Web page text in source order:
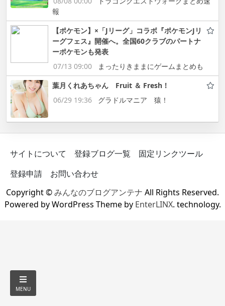
報
【ポケモン】×「Jリーグ」コラボ『ポケモンJリ
ーグフェス』開催へ。全国60クラブのパートナ
ーポケモンも発表
07/13 09:00
まったりきままにゲームまとめも
葉月くれあちゃん Fruit ＆ Fresh！
06/29 19:36
グラドルマニア 猿！
サイトについて 登録ブログ一覧
固定リンクツール
登録申請
お問い合わせ
Copyright ©みんなのブログアンテナ All Rights Reserved.
Powered by WordPress Theme by EnterLINX. technology.
MENU